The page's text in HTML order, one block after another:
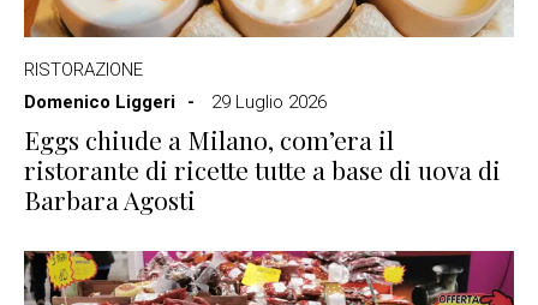
RISTORAZIONE
Domenico Liggeri
29 Luglio 2026
Eggs chiude a Milano, com’era il
ristorante di ricette tutte a base di uova di
Barbara Agosti